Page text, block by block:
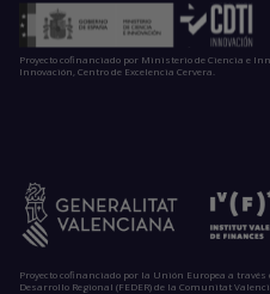
Proyecto cofinanciado por Ministerio de Ciencia e
Innovación, Centro de Excelencia Cervera.
Proyecto cofinanciado por la Unión Europea a
Desarrollo Regional (FEDER) de la Comunitat